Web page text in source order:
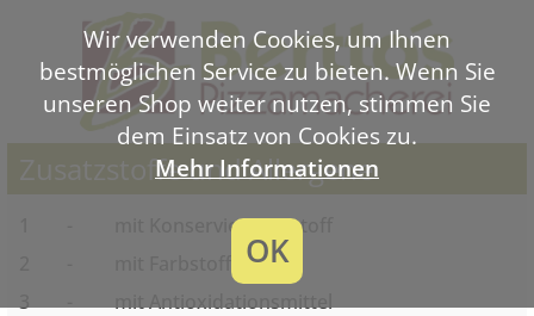
Zusatzstoffe und Allergene
mit Konservierungsstoff
3
-
mit Antioxidationsmittel
Wir verwenden Cookies, um Ihnen
bestmöglichen Service zu bieten. Wenn Sie
unseren Shop weiter nutzen, stimmen Sie
dem Einsatz von Cookies zu.
Mehr Informationen
OK